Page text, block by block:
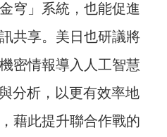
穹」系統，也能促進
共享。美日也研議將
密情報導入人工智慧
分析，以更有效率地
藉此提升聯合作戰的